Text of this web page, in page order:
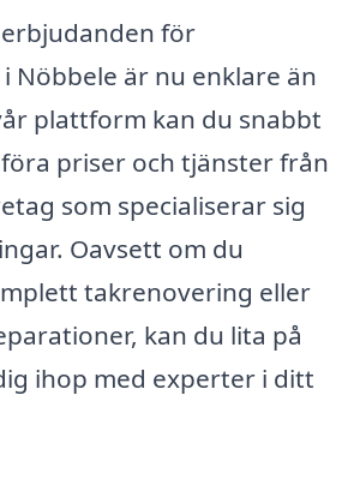
för
Nöbbele är nu enklare än
plattform kan du snabbt
priser och tjänster från
som specialiserar sig
Oavsett om du
takrenovering eller
kan du lita på
ihop med experter i ditt